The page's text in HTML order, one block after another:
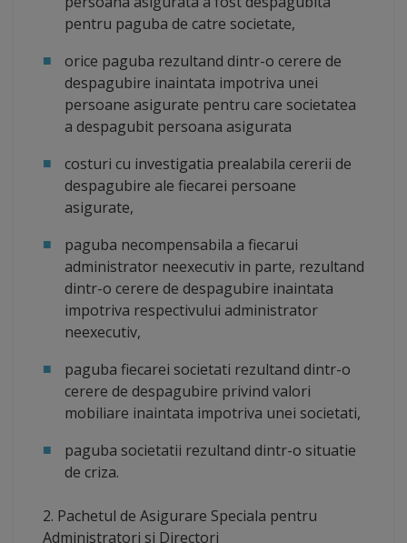
pentru paguba de catre societate,
orice paguba rezultand dintr-o cerere de
despagubire inaintata impotriva unei
persoane asigurate pentru care societatea
a despagubit persoana asigurata
costuri cu investigatia prealabila cererii de
despagubire ale fiecarei persoane
asigurate,
paguba necompensabila a fiecarui
administrator neexecutiv in parte, rezultand
dintr-o cerere de despagubire inaintata
impotriva respectivului administrator
neexecutiv,
paguba fiecarei societati rezultand dintr-o
cerere de despagubire privind valori
mobiliare inaintata impotriva unei societati,
paguba societatii rezultand dintr-o situatie
de criza.
2. Pachetul de Asigurare Speciala pentru
Administratori si Directori